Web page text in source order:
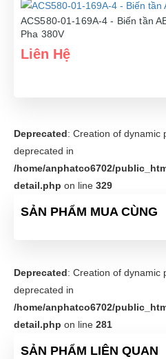
ACS580-01-169A-4 - Biến tần
Pha 380V
Liên Hệ
Deprecated: Creation of dynamic
deprecated in
/home/anphatco6702/
detail.php on line 329
SẢN PHẨM MUA CÙNG
Deprecated: Creation of dynamic
deprecated in
/home/anphatco6702/
detail.php on line 281
SẢN PHẨM LIÊN QUAN